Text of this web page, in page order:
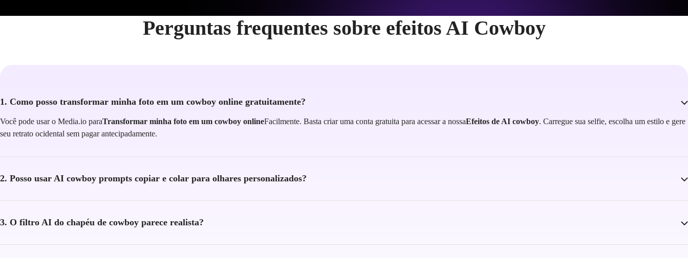
Perguntas frequentes sobre efeitos AI Cowboy
1. Como posso transformar minha foto em um cowboy online gratuitamente?
Você pode usar o Media.io paraTransformar minha foto em um cowboy onlineFacilmente. Basta criar uma conta gratuita para acessar a nossaEfeitos de AI cowboy. Carregue sua selfie, escolha um estilo e gere
seu retrato ocidental sem pagar antecipadamente.
2. Posso usar AI cowboy prompts copiar e colar para olhares personalizados?
3. O filtro AI do chapéu de cowboy parece realista?